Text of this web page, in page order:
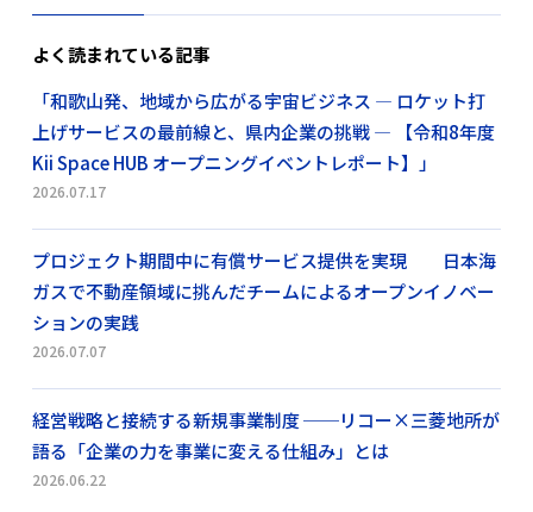
よく読まれている記事
「和歌山発、地域から広がる宇宙ビジネス ― ロケット打
上げサービスの最前線と、県内企業の挑戦 ― 【令和8年度
Kii Space HUB オープニングイベントレポート】」
2026.07.17
プロジェクト期間中に有償サービス提供を実現 日本海
ガスで不動産領域に挑んだチームによるオープンイノベー
ションの実践
2026.07.07
経営戦略と接続する新規事業制度 ──リコー×三菱地所が
語る「企業の力を事業に変える仕組み」とは
2026.06.22